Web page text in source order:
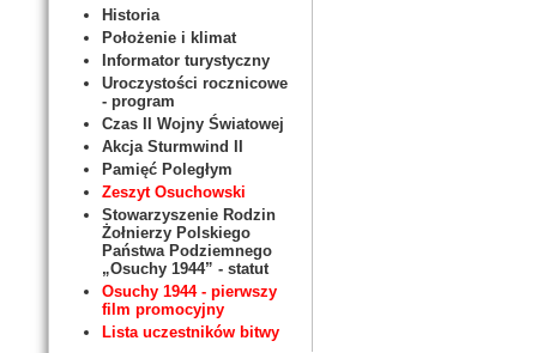
Historia
Położenie i klimat
Informator turystyczny
Uroczystości rocznicowe
- program
Czas II Wojny Światowej
Akcja Sturmwind II
Pamięć Poległym
Zeszyt Osuchowski
Stowarzyszenie Rodzin
Żołnierzy Polskiego
Państwa Podziemnego
„Osuchy 1944” - statut
Osuchy 1944 - pierwszy
film promocyjny
Lista uczestników bitwy